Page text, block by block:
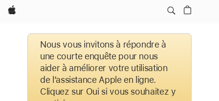
Apple
Nous vous invitons à répondre à
une courte enquête pour nous
aider à améliorer votre utilisation
de l’assistance Apple en ligne.
Cliquez sur Oui si vous souhaitez y